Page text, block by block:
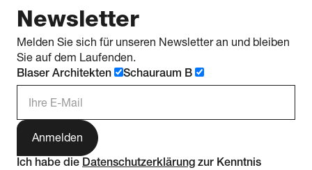
Newsletter
Melden Sie sich für unseren Newsletter an und bleiben
Sie auf dem Laufenden.
Blaser Architekten
Schauraum B
Ich habe die Datenschutzerklärung zur Kenntnis